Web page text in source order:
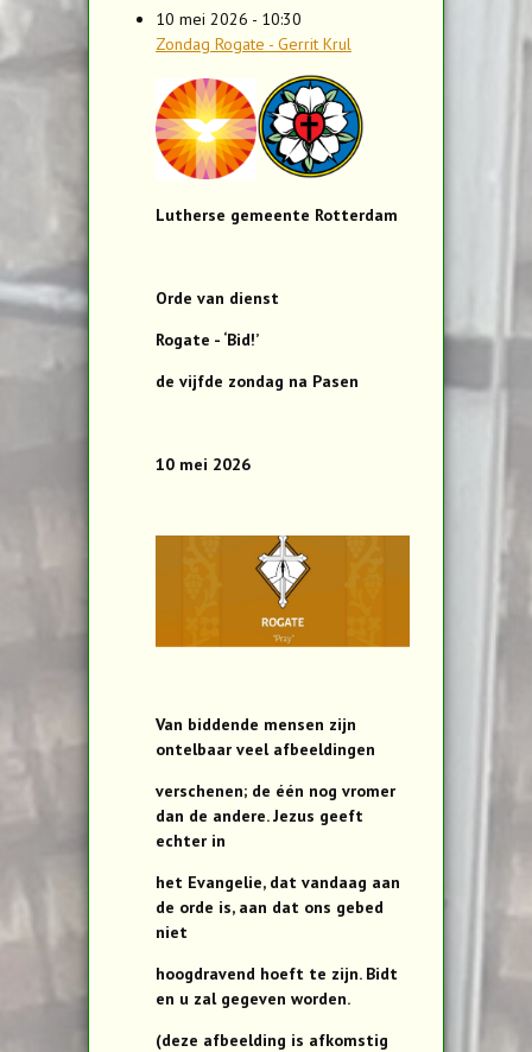
10 mei 2026 - 10:30
Zondag Rogate - Gerrit Krul
Lutherse gemeente Rotterdam
Orde van dienst
Rogate - ‘Bid!’
de vijfde zondag na Pasen
10 mei 2026
Van biddende mensen zijn
ontelbaar veel afbeeldingen
verschenen; de één nog vromer
dan de andere. Jezus geeft
echter in
het Evangelie, dat vandaag aan
de orde is, aan dat ons gebed
niet
hoogdravend hoeft te zijn. Bidt
en u zal gegeven worden.
(deze afbeelding is afkomstig